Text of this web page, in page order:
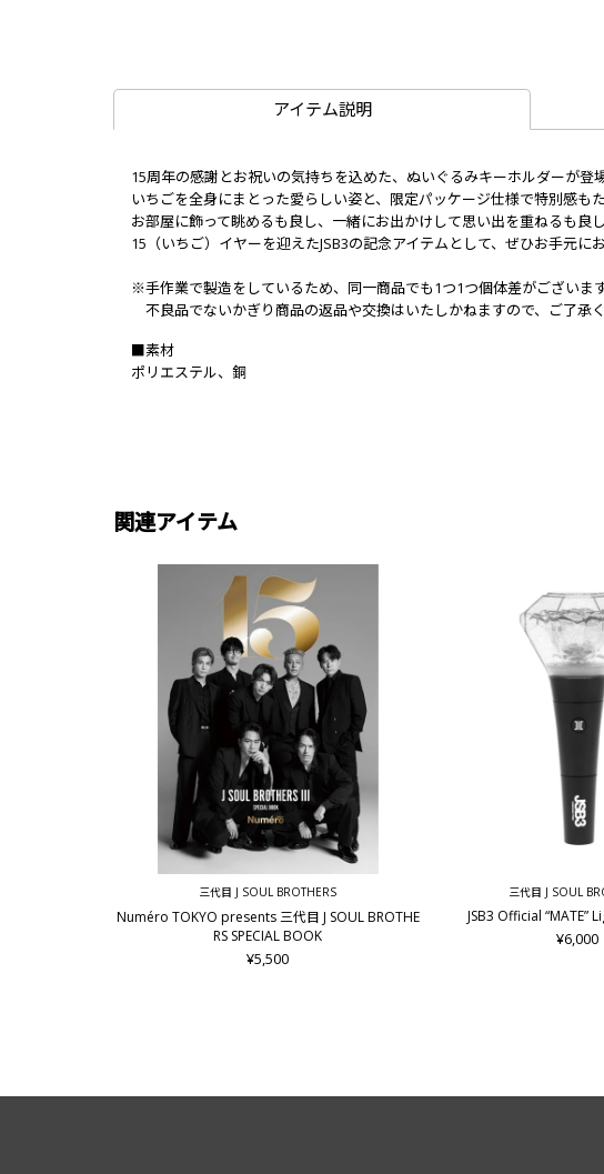
アイテム説明
15周年の感謝とお祝いの気持ちを込めた、ぬいぐるみキーホルダーが登
いちごを全身にまとった愛らしい姿と、限定パッケージ仕様で特別感もた
お部屋に飾って眺めるも良し、一緒にお出かけして思い出を重ねるも良し
15（いちご）イヤーを迎えたJSB3の記念アイテムとして、ぜひお手元に
※手作業で製造をしているため、同一商品でも1つ1つ個体差がございます
不良品でないかぎり商品の返品や交換はいたしかねますので、ご了承く
■素材
ポリエステル、銅
関連アイテム
三代目 J SOUL BROTHERS
Numéro TOKYO presents 三代目 J SOUL BROTHE
RS SPECIAL BOOK
¥5,500
三代目 J SOUL
JSB3 Official “MATE”
¥6,000